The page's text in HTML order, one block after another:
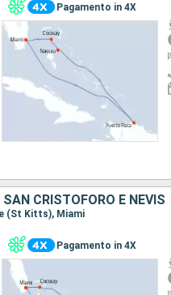
Pagamento in 4X
CRISTOFORO E NEVIS
(St Kitts), Miami
Pagamento in 4X